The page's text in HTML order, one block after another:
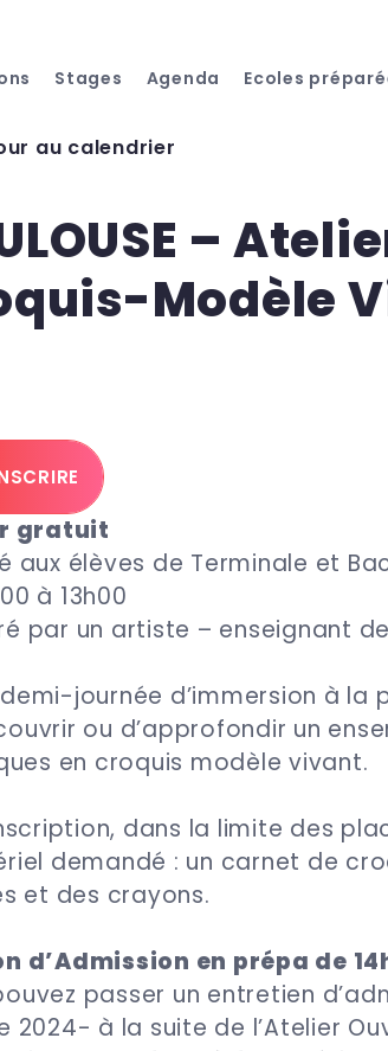
Stages Agenda Ecoles
au calendrier
–
Modèle
gratuit
aux élèves de Terminale et
à 13h00
par un artiste – enseignant
journée d’immersion à la
ou d’approfondir un
en croquis modèle vivant.
dans la limite des
demandé : un carnet de
et des crayons.
d’Admission en prépa de
passer un entretien
2024- à la suite de l’Atelier